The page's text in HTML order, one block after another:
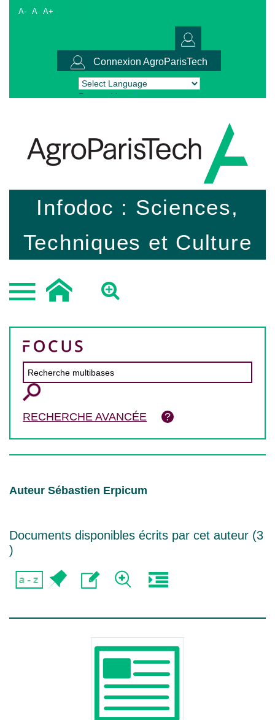
A- A A+
Connexion AgroParisTech
Powered by Translate
Infodoc : Sciences,
Techniques et Culture
RECHERCHE AVANCÉE
Auteur Sébastien Erpicum
Documents disponibles écrits par cet auteur (3
)